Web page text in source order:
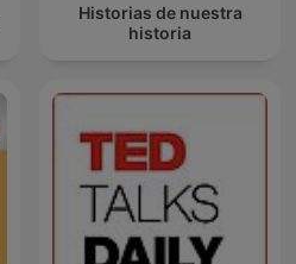
Historias de nuestra
historia